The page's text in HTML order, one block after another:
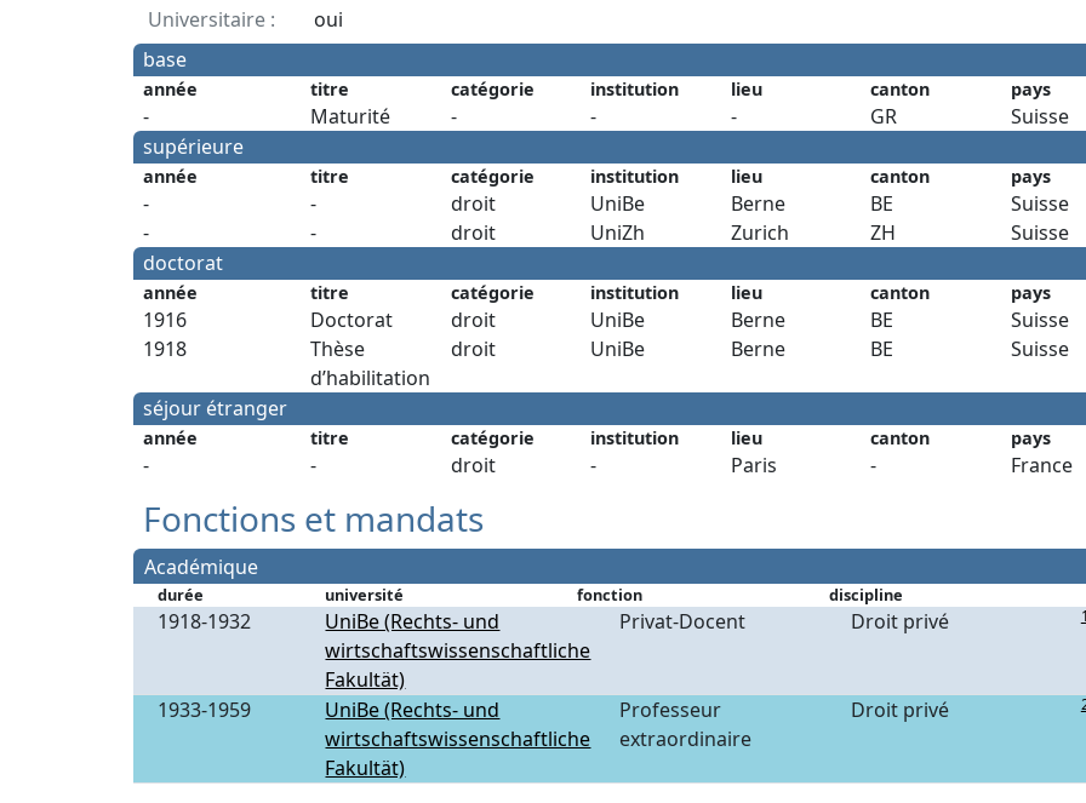
Universitaire :
oui
base
année titre catégorie institution lieu canton pays
- Maturité - - - GR
Suisse
supérieure
année titre catégorie institution lieu canton pays
- - droit UniBe Berne BE
Suisse
-
- droit UniZh Zurich ZH
Suisse
doctorat
année titre catégorie institution lieu canton pays
1916 Doctorat droit UniBe Berne BE
Suisse
1918
Thèse
d’habilitation
droit UniBe Berne BE Suisse
séjour étranger
année titre catégorie institution lieu canton pays
- - droit - Paris - France
Fonctions et mandats
Académique
durée université fonction discipline
1918-1932
UniBe (Rechts- und
wirtschaftswissenschaftliche
Fakultät)
Privat-Docent Droit privé
1933-1959
UniBe (Rechts- und
wirtschaftswissenschaftliche
Fakultät)
Professeur
extraordinaire
Droit privé